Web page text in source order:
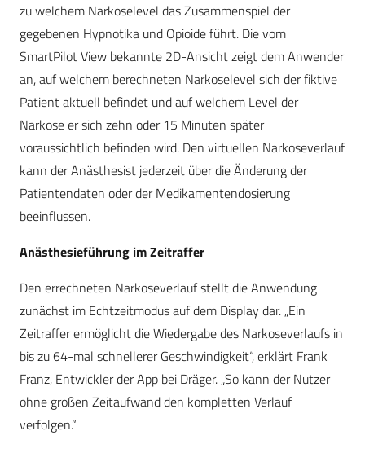
zu welchem Narkoselevel das Zusammenspiel der
gegebenen Hypnotika und Opioide führt. Die vom
SmartPilot View bekannte 2D-Ansicht zeigt dem Anwender
an, auf welchem berechneten Narkoselevel sich der fiktive
Patient aktuell befindet und auf welchem Level der
Narkose er sich zehn oder 15 Minuten später
voraussichtlich befinden wird. Den virtuellen Narkoseverlauf
kann der Anästhesist jederzeit über die Änderung der
Patientendaten oder der Medikamentendosierung
beeinflussen.
Anästhesieführung im Zeitraffer
Den errechneten Narkoseverlauf stellt die Anwendung
zunächst im Echtzeitmodus auf dem Display dar. „Ein
Zeitraffer ermöglicht die Wiedergabe des Narkoseverlaufs in
bis zu 64-mal schnellerer Geschwindigkeit“, erklärt Frank
Franz, Entwickler der App bei Dräger. „So kann der Nutzer
ohne großen Zeitaufwand den kompletten Verlauf
verfolgen.“